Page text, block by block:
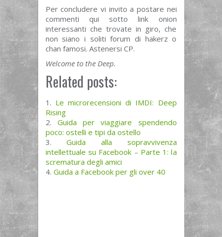
Per concludere vi invito a postare nei
commenti qui sotto link onion
interessanti che trovate in giro, che
non siano i soliti forum di hakerz o
chan famosi. Astenersi CP.
Welcome to the Deep.
Related posts:
Le microrecensioni di IMDI: Deep
Rising
Guida per viaggiare spendendo
poco: ostelli e tipi da ostello
Guida alla sopravvivenza
intellettuale su Facebook – Parte 1: la
scrematura degli amici
Guida a Facebook per gli over 40